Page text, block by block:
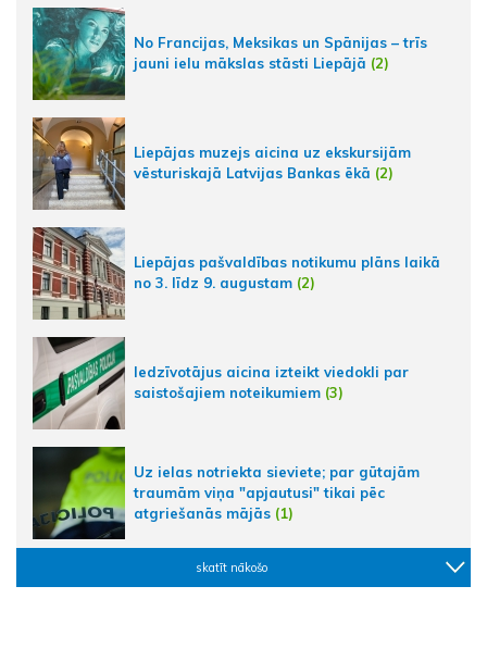
No Francijas, Meksikas un Spānijas – trīs
jauni ielu mākslas stāsti Liepājā (2)
Liepājas muzejs aicina uz ekskursijām
vēsturiskajā Latvijas Bankas ēkā (2)
Liepājas pašvaldības notikumu plāns laikā
no 3. līdz 9. augustam (2)
Iedzīvotājus aicina izteikt viedokli par
saistošajiem noteikumiem (3)
Uz ielas notriekta sieviete; par gūtajām
traumām viņa "apjautusi" tikai pēc
atgriešanās mājās (1)
skatīt nākošo